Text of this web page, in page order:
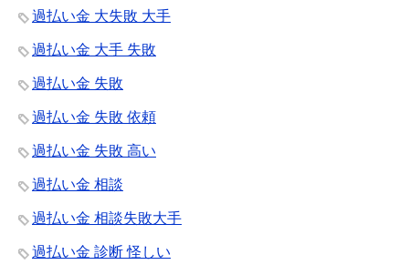
過払い金 大失敗 大手
過払い金 大手 失敗
過払い金 失敗
過払い金 失敗 依頼
過払い金 失敗 高い
過払い金 相談
過払い金 相談失敗大手
過払い金 診断 怪しい